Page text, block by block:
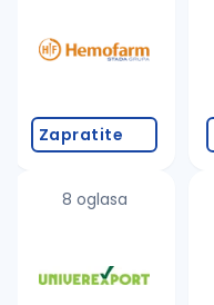
Zapratite
8 oglasa